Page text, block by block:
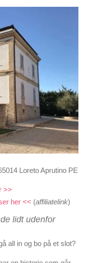
Loreto Aprutino PE
>>
her << (affiliatelink)
lidt udenfor
all in og bo på et slot?